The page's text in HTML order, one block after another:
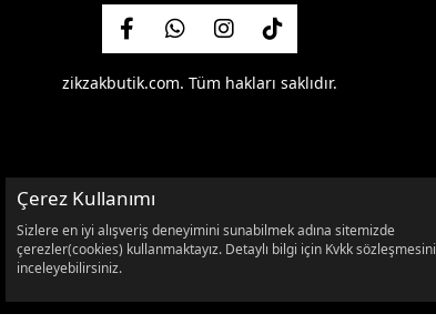
zikzakbutik.com. Tüm hakları saklıdır.
Çerez Kullanımı
Sizlere en iyi alışveriş deneyimini sunabilmek adına sitemizde
çerezler(cookies) kullanmaktayız. Detaylı bilgi için Kvkk sözleşmesini
inceleyebilirsiniz.